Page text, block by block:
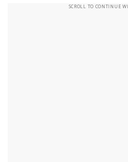
SCROLL TO CONTINUE